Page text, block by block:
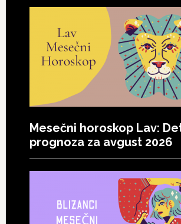
Mesečni horoskop Lav:
prognoza za avgust 2026